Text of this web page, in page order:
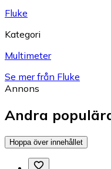
Fluke
Kategori
Multimeter
Se mer från Fluke
Annons
Andra
Hoppa över innehållet